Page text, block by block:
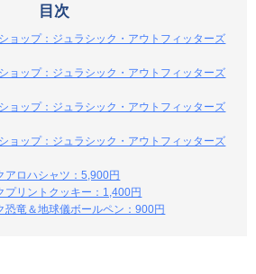
目次
ョップ：ジュラシック・アウトフィッターズ
ョップ：ジュラシック・アウトフィッターズ
ョップ：ジュラシック・アウトフィッターズ
ョップ：ジュラシック・アウトフィッターズ
ロハシャツ：5,900円
リントクッキー：1,400円
竜＆地球儀ボールペン：900円